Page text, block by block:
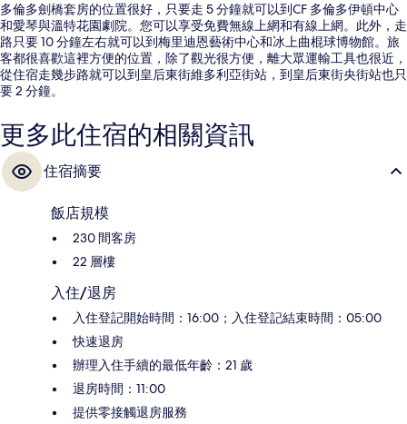
多倫多劍橋套房的位置很好，只要走 5 分鐘就可以到CF 多倫多伊頓中心
和愛琴與溫特花園劇院。您可以享受免費無線上網和有線上網。此外，走
路只要 10 分鐘左右就可以到梅里迪恩藝術中心和冰上曲棍球博物館。旅
客都很喜歡這裡方便的位置，除了觀光很方便，離大眾運輸工具也很近，
從住宿走幾步路就可以到皇后東街維多利亞街站，到皇后東街央街站也只
要 2 分鐘。
更多此住宿的相關資訊
住宿摘要
飯店規模
230 間客房
22 層樓
入住/退房
入住登記開始時間：16:00；入住登記結束時間：05:00
快速退房
辦理入住手續的最低年齡：21 歲
退房時間：11:00
提供零接觸退房服務